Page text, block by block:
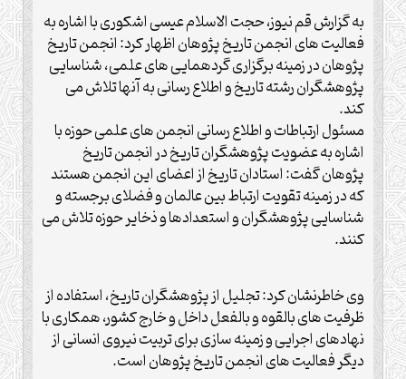
به گزارش قم نیوز، حجت الاسلام عیسی اشکوری با اشاره به
فعالیت های انجمن تاریخ پژوهان اظهار کرد: انجمن تاریخ
پژوهان در زمینه برگزاری گردهمایی های علمی، شناسایی
پژوهشگران رشته تاریخ و اطلاع رسانی به آنها تلاش می
کند.
مسئول ارتباطات و اطلاع رسانی انجمن های علمی حوزه با
اشاره به عضویت پژوهشگران تاریخ در انجمن تاریخ
پژوهان گفت: استادان تاریخ از اعضای این انجمن هستند
که در زمینه تقویت ارتباط بین عالمان و فضلای برجسته و
شناسایی پژوهشگران و استعدادها و ذخایر حوزه تلاش می
کنند.
وی خاطرنشان کرد: تجلیل از پژوهشگران تاریخ، استفاده از
ظرفیت های بالقوه و بالفعل داخل و خارج کشور، همکاری با
نهادهای اجرایی و زمینه سازی برای تربیت نیروی انسانی از
دیگر فعالیت های انجمن تاریخ پژوهان است.